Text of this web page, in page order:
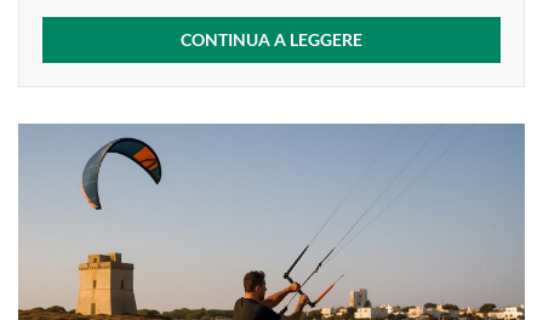
CONTINUA A LEGGERE